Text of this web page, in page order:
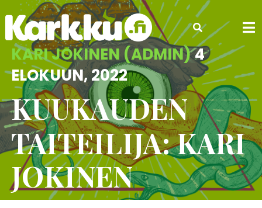
to
content
KARI JOKINEN (ADMIN)4
ELOKUUN, 2022
KUUKAUDEN
TAITEILIJA: KARI
JOKINEN